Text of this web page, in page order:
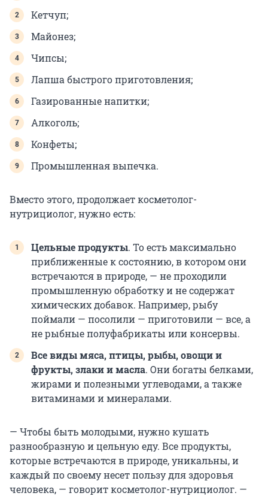
Кетчуп;
Майонез;
Чипсы;
Лапша быстрого приготовления;
Газированные напитки;
Алкоголь;
Конфеты;
Промышленная выпечка.
Вместо этого, продолжает косметолог-
нутрициолог, нужно есть:
Цельные продукты. То есть максимально
приближенные к состоянию, в котором они
встречаются в природе, — не проходили
промышленную обработку и не содержат
химических добавок. Например, рыбу
поймали — посолили — приготовили — все, а
не рыбные полуфабрикаты или консервы.
Все виды мяса, птицы, рыбы, овощи и
фрукты, злаки и масла. Они богаты белками,
жирами и полезными углеводами, а также
витаминами и минералами.
— Чтобы быть молодыми, нужно кушать
разнообразную и цельную еду. Все продукты,
которые встречаются в природе, уникальны, и
каждый по своему несет пользу для здоровья
человека, — говорит косметолог-нутрициолог. —